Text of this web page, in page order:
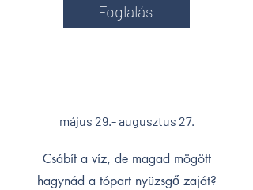
Foglalás
május 29.- augusztus 27.
Csábít a víz, de magad mögött
hagynád a tópart nyüzsgő zaját?